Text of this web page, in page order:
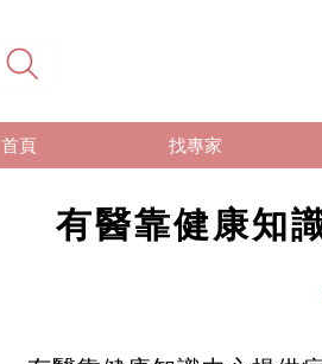
首頁 找專家
有醫靠健康知